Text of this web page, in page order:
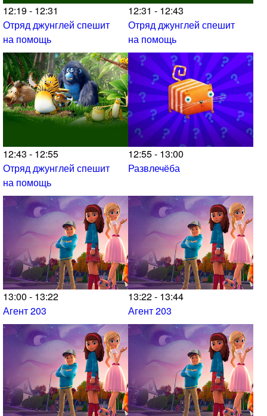
12:19 - 12:31
Отряд джунглей спешит
на помощь
12:31 - 12:43
Отряд джунглей спешит
на помощь
12:43 - 12:55
Отряд джунглей спешит
на помощь
12:55 - 13:00
Развлечёба
13:00 - 13:22
Агент 203
13:22 - 13:44
Агент 203